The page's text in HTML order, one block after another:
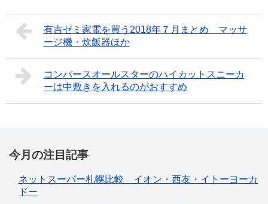
有吉ゼミ家電を買う2018年７月まとめ マッサ
ージ機・炊飯器ほか
コンバースオールスターのハイカットスニーカ
ーは中敷きを入れるのがおすすめ
今月の注目記事
ネットスーパー札幌比較 イオン・西友・イトーヨーカ
ドー